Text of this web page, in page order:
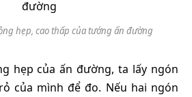
hẹp, cao thấp của tướng ấn đường
hẹp của ấn đường, ta lấy ngón
của mình để đo. Nếu hai ngón